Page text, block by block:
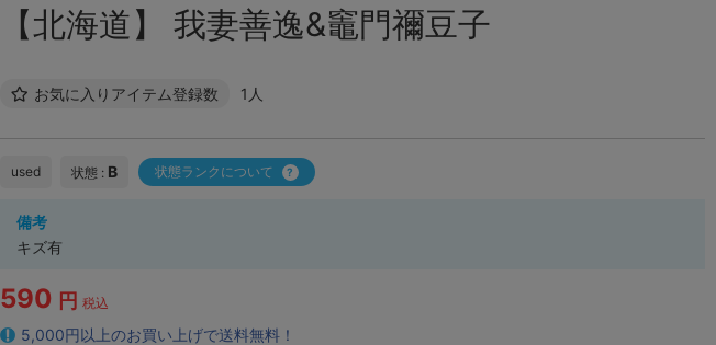
【北海道】 我妻善逸&竈門禰豆子
お気に入りアイテム登録数 1人
used 状態 : B 状態ランクについて
備考
キズ有
590 円 税込
5,000円以上のお買い上げで送料無料！